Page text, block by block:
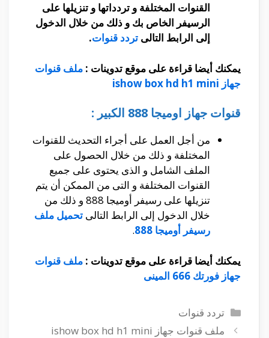
القنوات المختلفة و تردداتها و تنزيلها على
الرسيفر الخاص بك و ذلك من خلال الدخول
إلى الرابط التالى تردد قنوات.
يمكنك أيضا قراءة على موقع تدوينات : ملف قنوات
جهاز ishow box hd h1 mini
قنوات جهاز اوميجا 888 الكبير :
من أجل العمل على أجراء التحديث للقنوات
المختلفة و ذلك من خلال الحصول على
الملف الشامل و الذى يحتوى على جميع
القنوات المختلفة و التى من الممكن أن يتم
تنزيلها على رسيفر أوميجا 888 و ذلك من
خلال الدخول إلى الرابط التالى تحميل ملف
رسيفر أوميجا 888
.
يمكنك أيضا قراءة على موقع تدوينات : ملف قنوات
جهاز فورتك 666 المينى
التصنيفات
تردد قنوات
ملف قنوات جهاز ishow box hd h1 mini